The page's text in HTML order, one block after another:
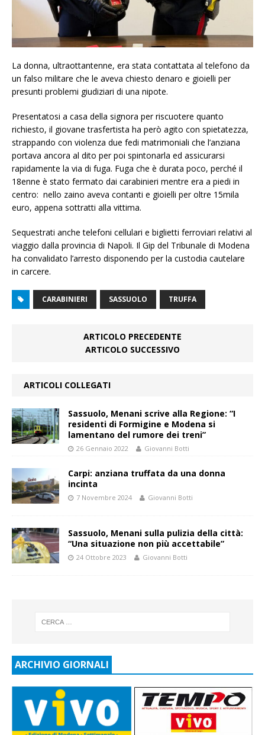
La donna, ultraottantenne, era stata contattata al telefono da
un falso militare che le aveva chiesto denaro e gioielli per
presunti problemi giudiziari di una nipote. ​
Presentatosi a casa della signora per riscuotere quanto
richiesto, il giovane trasfertista ha però agito con spietatezza,
strappando con violenza due fedi matrimoniali che l’anziana
portava ancora al dito per poi spintonarla ed assicurarsi
rapidamente la via di fuga. Fuga che è durata poco, perché il
18enne è stato fermato dai carabinieri mentre era a piedi in
centro: nello zaino aveva contanti e gioielli per oltre 15mila
euro, appena sottratti alla vittima.
Sequestrati anche telefoni cellulari e biglietti ferroviari relativi al
viaggio dalla provincia di Napoli. Il Gip del Tribunale di Modena
ha convalidato l’arresto disponendo per la custodia cautelare
in carcere.
CARABINIERI SASSUOLO TRUFFA
ARTICOLO PRECEDENTE
ARTICOLO SUCCESSIVO
ARTICOLI COLLEGATI
Sassuolo, Menani scrive alla Regione: “I
residenti di Formigine e Modena si
lamentano del rumore dei treni”
26 Gennaio 2022 Giovanni Botti
Carpi: anziana truffata da una donna
incinta
7 Novembre 2024 Giovanni Botti
Sassuolo, Menani sulla pulizia della città:
“Una situazione non più accettabile”
24 Ottobre 2023 Giovanni Botti
ARCHIVIO GIORNALI